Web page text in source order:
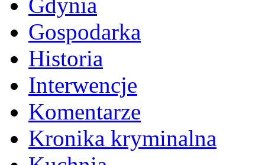
Gdynia
Gospodarka
Historia
Interwencje
Komentarze
Kronika kryminalna